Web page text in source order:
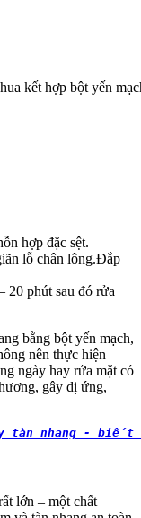
kết hợp bột yến
hợp đặc sệt.
lỗ chân lông.Đắp
20 phút sau đó rửa
bằng bột yến mạch,
nên thực hiện
ngày hay rửa mặt có
gây dị ứng,
tàn nhang -
lớn – một chất